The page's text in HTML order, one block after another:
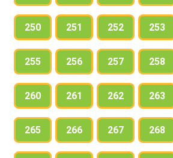
250 251 252 253
255 256 257 258
260 261 262 263
265 266 267 268